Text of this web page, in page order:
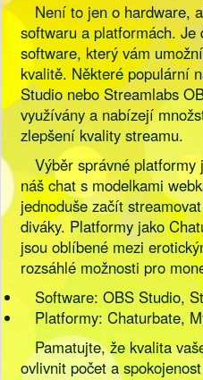
Není to jen o hardware,
softwaru a platformách. Je
software, který vám
kvalitě. Některé populární
Studio nebo Streamlabs
využívány a nabízejí
zlepšení kvality streamu.
Výběr správné
náš chat s modelkami
jednoduše začít
diváky. Platformy jako
jsou oblíbené mezi
rozsáhlé možnosti pro
Software: OBS Studio,
Platformy: Chaturbate,
Pamatujte, že kvalita
ovlivnit počet a